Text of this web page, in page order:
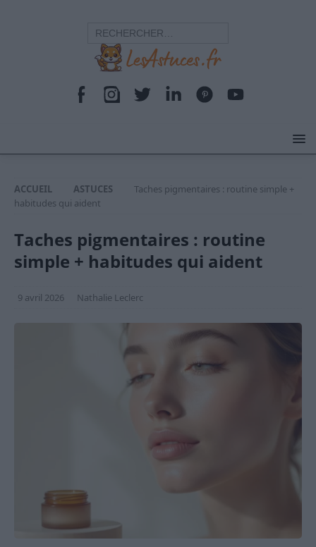
ACCUEIL ASTUCES
Taches pigmentaires : routine simple +
habitudes qui aident
Taches pigmentaires : routine
simple + habitudes qui aident
9 avril 2026 Nathalie Leclerc